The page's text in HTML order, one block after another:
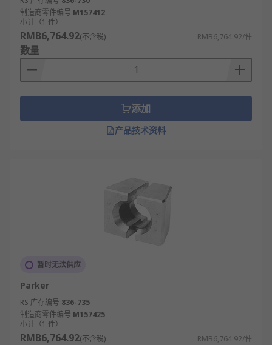
制造商零件编号 M157412
小计（1 件）
RMB6,764.92(不含税) RMB6,764.92/件
数量
添加
产品技术资料
暂时无法供应
Parker
RS 库存编号 836-735
制造商零件编号 M157425
小计（1 件）
RMB6,764.92(不含税) RMB6,764.92/件